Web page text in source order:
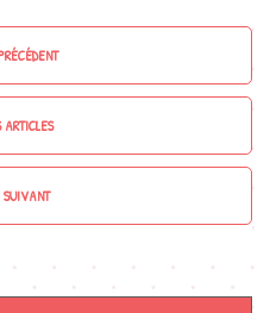
ARTICLES
SUIVANT